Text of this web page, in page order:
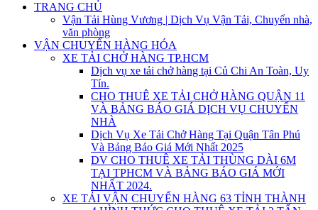
TRANG CHỦ
Vận Tải Hùng Vương | Dịch Vụ Vận Tải, Chuyển nhà,
văn phòng
VẬN CHUYỂN HÀNG HÓA
XE TẢI CHỞ HÀNG TP.HCM
Dịch vụ xe tải chở hàng tại Củ Chi An Toàn, Uy
Tín.
CHO THUÊ XE TẢI CHỞ HÀNG QUẬN 11
VÀ BẢNG BÁO GIÁ DỊCH VỤ CHUYỂN
NHÀ
Dịch Vụ Xe Tải Chở Hàng Tại Quận Tân Phú
Và Bảng Báo Giá Mới Nhất 2025
DV CHO THUÊ XE TẢI THÙNG DÀI 6M
TẠI TPHCM VÀ BẢNG BÁO GIÁ MỚI
NHẤT 2024.
XE TẢI VẬN CHUYỂN HÀNG 63 TỈNH THÀNH